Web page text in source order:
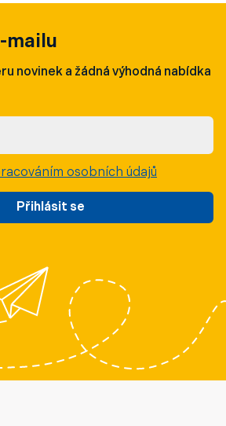
bezpečnostní opatření,
krádeže na rušných
je také sledovat aktuální
mailu
novinek a žádná výhodná nabídka
Přihlásit se
osobních údajů